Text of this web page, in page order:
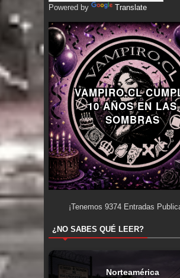
Powered by Translate
VAMPIRO.CL
10 AÑOS EN LAS
SOMBRAS
¡Tenemos 9374Entradas
¿NO SABES QUÉ LEER?
Norteamérica